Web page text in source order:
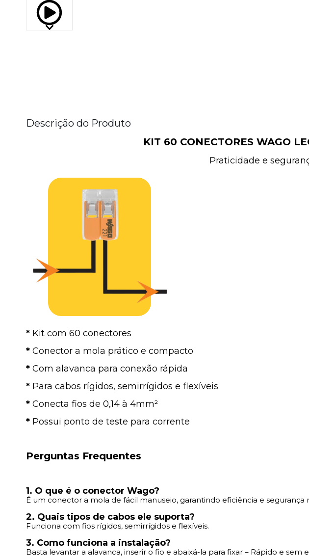
Descrição do Produto
KIT 60 CONECTORES WAGO
Praticidade e
* Kit com 60 conectores
* Conector a mola prático e compacto
* Com alavanca para conexão rápida
* Para cabos rígidos, semirrígidos e flexíveis
* Conecta fios de 0,14 à 4mm²
* Possui ponto de teste para corrente
Perguntas Frequentes
1. O que é o conector Wago?
É um conector a mola de fácil manuseio, garantindo eficiência e segurança
2. Quais tipos de cabos ele suporta?
Funciona com fios rígidos, semirrígidos e flexíveis.
3. Como funciona a instalação?
Basta levantar a alavanca, inserir o fio e abaixá-la para fixar – Rápido e sem